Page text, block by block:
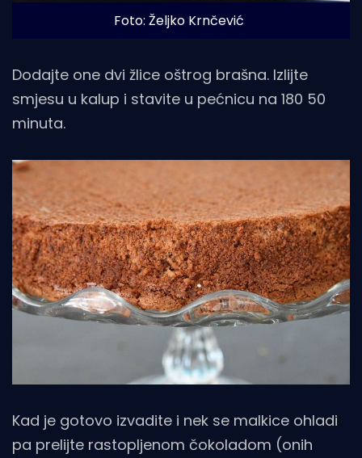
Foto: Željko Krnčević
Dodajte one dvi žlice oštrog brašna. Izlijte
smjesu u kalup i stavite u pećnicu na 180 50
minuta.
Kad je gotovo izvadite i nek se malkice ohladi
pa prelijte rastopljenom čokoladom (onih